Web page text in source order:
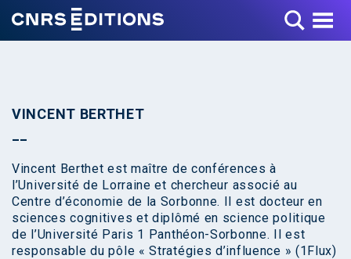
Toggle Menu
VINCENT BERTHET
Vincent Berthet est maître de conférences à
l’Université de Lorraine et chercheur associé au
Centre d’économie de la Sorbonne. Il est docteur en
sciences cognitives et diplômé en science politique
de l’Université Paris 1 Panthéon-Sorbonne. Il est
responsable du pôle « Stratégies d’influence » (1Flux)